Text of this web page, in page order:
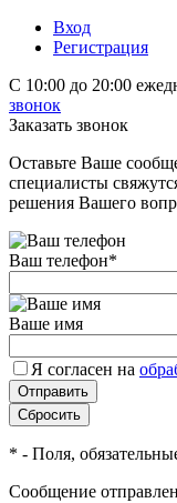
Вход
Регистрация
С 10:00 до 20:00
звонок
Заказать звонок
Оставьте Ваше
специалисты
решения Вашего
Ваш телефон*
Ваше имя
Я согласен на
* - Поля,
Сообщение